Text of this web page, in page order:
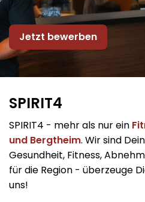
Jetzt bewerben
SPIRIT4
SPIRIT4 - mehr als nur ein
und Bergtheim. Wir sind
Gesundheit, Fitness,
für die Region - überzeuge
uns!